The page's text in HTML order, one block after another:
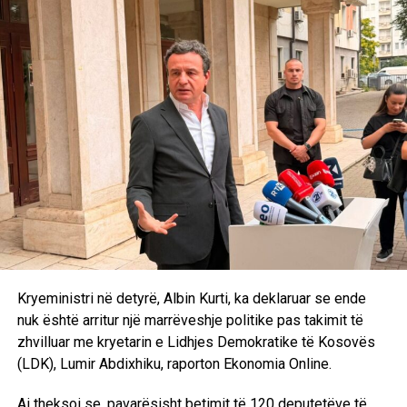
të këtij rasti, duke ndërmarrë të gjitha veprimet e
nevojshme hetimore në përputhje me ligjin dhe në
koordinim të ngushtë ndërinstitucional”. /E.A/
Kryeministri në detyrë, Albin Kurti, ka deklaruar se ende
nuk është arritur një marrëveshje politike pas takimit të
zhvilluar me kryetarin e Lidhjes Demokratike të Kosovës
(LDK), Lumir Abdixhiku, raporton Ekonomia Online.
Ai theksoi se, pavarësisht betimit të 120 deputetëve të